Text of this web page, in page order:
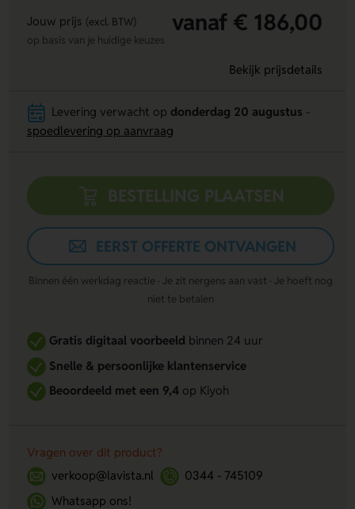
Jouw prijs (excl. BTW) vanaf € 186,00
op basis van je huidige keuzes
Bekijk prijsdetails
Levering verwacht op donderdag 20 augustus
spoedlevering op aanvraag
BESTELLING PLAATSEN
EERST OFFERTE ONTVANGEN
Binnen één werkdag reactie · Je zit nergens aan vast · Je hoeft nog
niet te betalen
Gratis digitaal voorbeeldbinnen 24 uur
Snelle & persoonlijke klantenservice
Beoordeeld met een 9,4op Kiyoh
Vragen over dit product?
verkoop@lavista.nl
0344 - 745109
Whatsapp ons!